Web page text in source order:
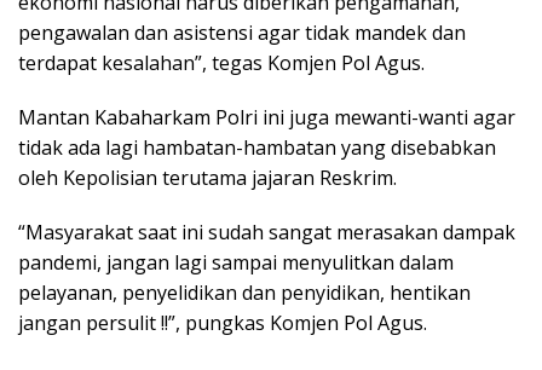
pengawalan dan asistensi agar tidak mandek dan
terdapat kesalahan”, tegas Komjen Pol Agus.
Mantan Kabaharkam Polri ini juga mewanti-wanti agar
tidak ada lagi hambatan-hambatan yang disebabkan
oleh Kepolisian terutama jajaran Reskrim.
“Masyarakat saat ini sudah sangat merasakan dampak
pandemi, jangan lagi sampai menyulitkan dalam
pelayanan, penyelidikan dan penyidikan, hentikan
jangan persulit !!”, pungkas Komjen Pol Agus.